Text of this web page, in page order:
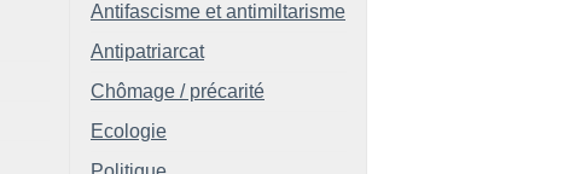
Antifascisme et antimiltarisme
Antipatriarcat
Chômage / précarité
Ecologie